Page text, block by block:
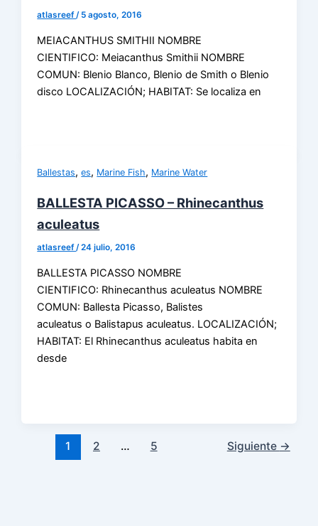
atlasreef/ 5 agosto, 2016
MEIACANTHUS SMITHII NOMBRE
CIENTIFICO: Meiacanthus Smithii NOMBRE
COMUN: Blenio Blanco, Blenio de Smith o Blenio
disco LOCALIZACIÓN; HABITAT: Se localiza en
Ballestas,es, Marine Fish, Marine Water
BALLESTA PICASSO – Rhinecanthus
aculeatus
atlasreef/24 julio, 2016
BALLESTA PICASSO NOMBRE
CIENTIFICO: Rhinecanthus aculeatus NOMBRE
COMUN: Ballesta Picasso, Balistes
aculeatus o Balistapus aculeatus. LOCALIZACIÓN;
HABITAT: El Rhinecanthus aculeatus habita en
desde
1 2 … 5 Siguiente →